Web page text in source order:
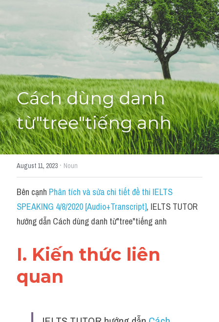
Cách dùng danh
từ"tree"tiếng anh
August 11, 2023 · Noun
Bên cạnh Phân tích và sửa chi tiết đề thi IELTS
SPEAKING 4/8/2020 [Audio+Transcript], IELTS TUTOR
hướng dẫn Cách dùng danh từ"tree"tiếng anh
I. Kiến thức liên
quan